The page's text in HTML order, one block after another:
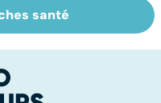
des
: que
?
santé